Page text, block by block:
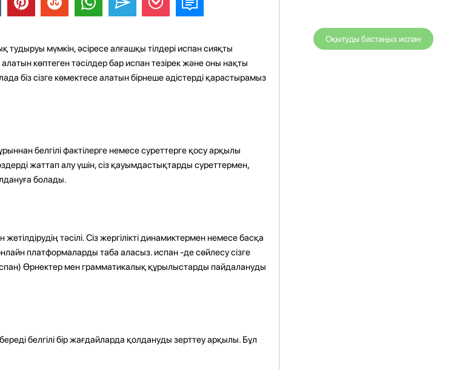
тудыруы мүмкін, әсіресе алғашқы тілдері испан сияқты
көптеген тәсілдер бар испан тезірек және оны нақты
біз сізге көмектесе алатын бірнеше әдістерді қарастырамыз
белгілі фактілерге немесе суреттерге қосу арқылы
жаттап алу үшін, сіз қауымдастықтарды суреттермен,
болады.
тәсілі. Сіз жергілікті динамиктермен немесе басқа
платформаларды таба аласыз. испан -де сөйлесу сізге
Өрнектер мен грамматикалық құрылыстарды пайдалануды
белгілі бір жағдайларда қолдануды зерттеу арқылы. Бұл
Оқытуды бастаңыз испан